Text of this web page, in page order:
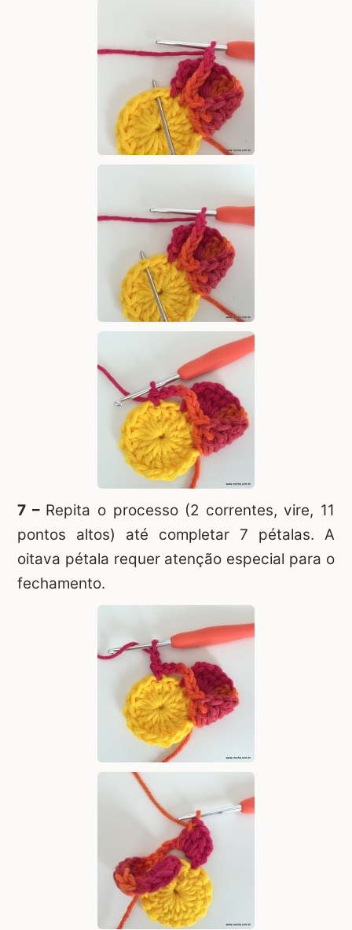
7 –Repita o processo (2 correntes, vire, 11
pontos altos) até completar 7 pétalas. A
oitava pétala requer atenção especial para o
fechamento.